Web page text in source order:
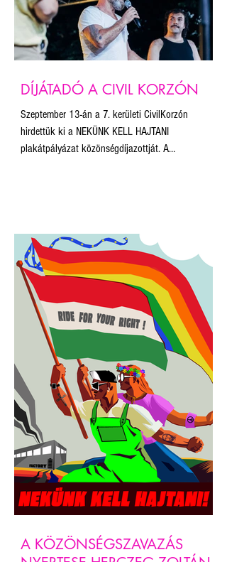
közönségdíjas alkotást is.
DÍJÁTADÓ A CIVIL KORZÓN
Szeptember 13-án a 7. kerületi CivilKorzón
hirdettük ki a NEKÜNK KELL HAJTANI
plakátpályázat közönségdíjazottját. A
A KÖZÖNSÉGSZAVAZÁS